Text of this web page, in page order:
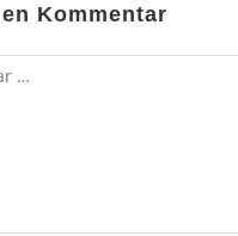
Kommentar